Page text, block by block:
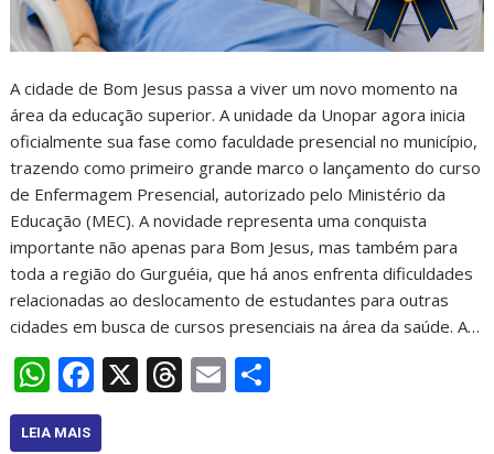
A cidade de Bom Jesus passa a viver um novo momento na
área da educação superior. A unidade da Unopar agora inicia
oficialmente sua fase como faculdade presencial no município,
trazendo como primeiro grande marco o lançamento do curso
de Enfermagem Presencial, autorizado pelo Ministério da
Educação (MEC). A novidade representa uma conquista
importante não apenas para Bom Jesus, mas também para
toda a região do Gurguéia, que há anos enfrenta dificuldades
relacionadas ao deslocamento de estudantes para outras
cidades em busca de cursos presenciais na área da saúde. A…
W
h
F
ac
X T E
LEIA MAIS